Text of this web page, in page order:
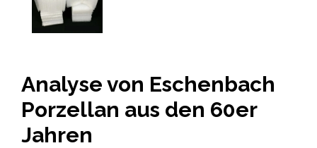
Analyse von Eschenbach
Porzellan aus den 60er
Jahren